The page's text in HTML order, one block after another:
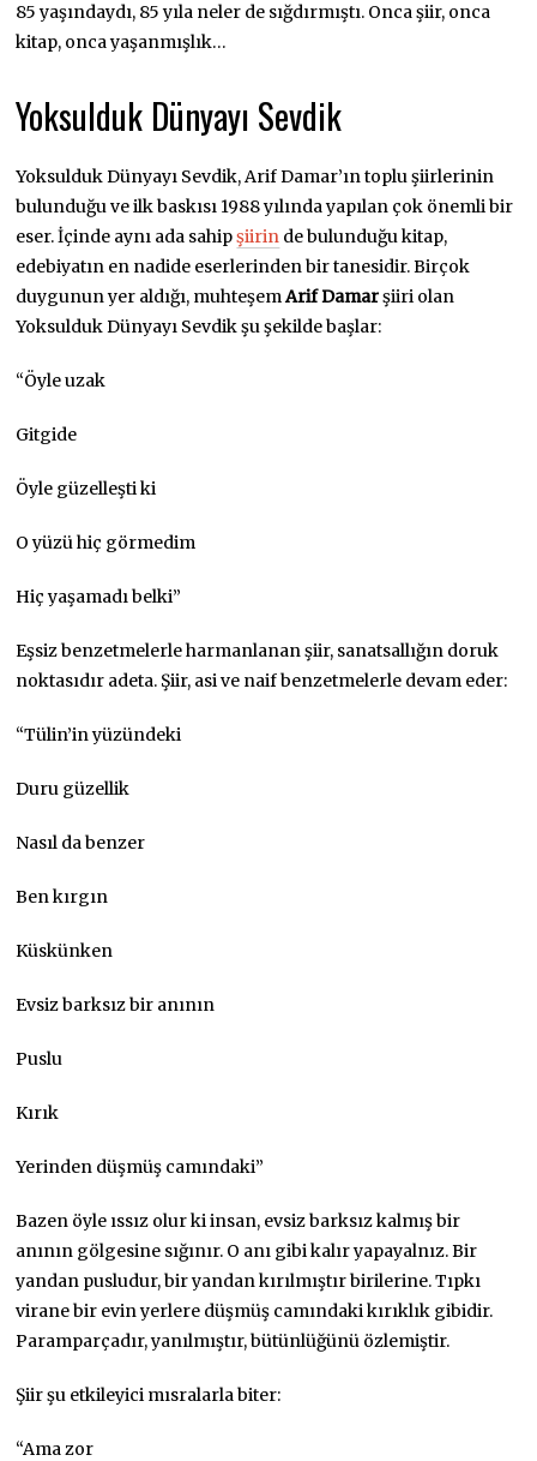
85 yaşındaydı, 85 yıla neler de sığdırmıştı. Onca şiir, onca
kitap, onca yaşanmışlık…
Yoksulduk Dünyayı Sevdik
Yoksulduk Dünyayı Sevdik, Arif Damar’ın toplu şiirlerinin
bulunduğu ve ilk baskısı 1988 yılında yapılan çok önemli bir
eser. İçinde aynı ada sahipşiirin de bulunduğu kitap,
edebiyatın en nadide eserlerinden bir tanesidir. Birçok
duygunun yer aldığı, muhteşemArif Damarşiiri olan
Yoksulduk Dünyayı Sevdik şu şekilde başlar:
“Öyle uzak
Gitgide
Öyle güzelleşti ki
O yüzü hiç görmedim
Hiç yaşamadı belki”
Eşsiz benzetmelerle harmanlanan şiir, sanatsallığın doruk
noktasıdır adeta. Şiir, asi ve naif benzetmelerle devam eder:
“Tülin’in yüzündeki
Duru güzellik
Nasıl da benzer
Ben kırgın
Küskünken
Evsiz barksız bir anının
Puslu
Kırık
Yerinden düşmüş camındaki”
Bazen öyle ıssız olur ki insan, evsiz barksız kalmış bir
anının gölgesine sığınır. O anı gibi kalır yapayalnız. Bir
yandan pusludur, bir yandan kırılmıştır birilerine. Tıpkı
virane bir evin yerlere düşmüş camındaki kırıklık gibidir.
Paramparçadır, yanılmıştır, bütünlüğünü özlemiştir.
Şiir şu etkileyici mısralarla biter:
“Ama zor